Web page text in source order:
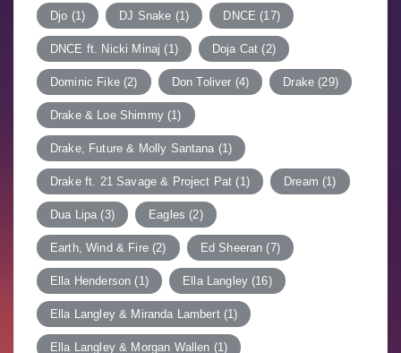
Djo (1) DJ Snake (1) DNCE (17)
DNCE ft. Nicki Minaj (1) Doja Cat (2)
Dominic Fike(2) Don Toliver (4) Drake (29)
Drake & Loe Shimmy(1)
Drake, Future & Molly Santana (1)
Drake ft. 21 Savage & Project Pat (1) Dream (1)
Dua Lipa (3) Eagles (2)
Earth, Wind & Fire(2) Ed Sheeran (7)
Ella Henderson (1) Ella Langley(16)
Ella Langley & Miranda Lambert(1)
Ella Langley & Morgan Wallen (1)